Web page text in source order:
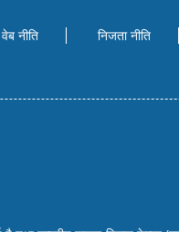
वेब नीति निजता नीति